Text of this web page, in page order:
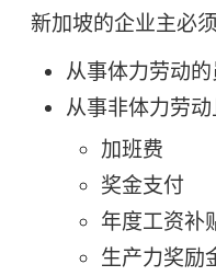
新加坡的企业主必
从事体力劳动
从事非体力劳
加班费
奖金支付
年度工资补
生产力奖励
"GET